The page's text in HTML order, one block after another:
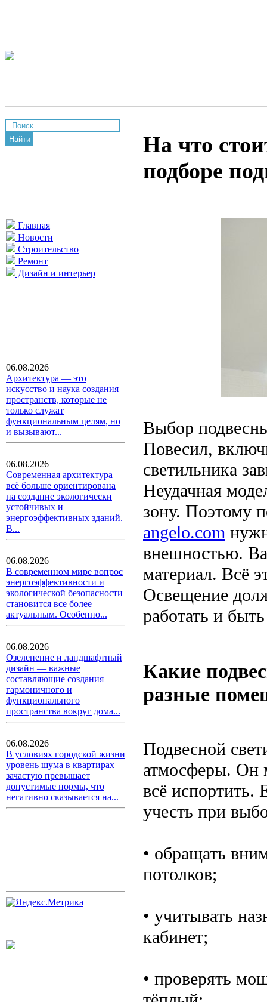
Найти
Главная
Новости
Строительство
Ремонт
Дизайн и интерьер
06.08.2026
Архитектура — это
искусство и наука создания
пространств, которые не
только служат
функциональным целям, но
и вызывают...
06.08.2026
Современная архитектура
всё больше ориентирована
на создание экологически
устойчивых и
энергоэффективных зданий.
В...
06.08.2026
В современном мире вопрос
энергоэффективности и
экологической безопасности
становится все более
актуальным. Особенно...
06.08.2026
Озеленение и ландшафтный
дизайн — важные
составляющие создания
гармоничного и
функционального
пространства вокруг дома...
06.08.2026
В условиях городской жизни
уровень шума в квартирах
зачастую превышает
допустимые нормы, что
негативно сказывается на...
На что
подборе
Выбор
Повесил,
светильника
Неудачная
зону. Поэтому
angelo.com
внешностью.
материал. Всё
Освещение
работать и
Какие
разные
Подвесной
атмосферы. Он
всё испортить.
учесть при
• обращать
потолков;
• учитывать
кабинет;
• проверять